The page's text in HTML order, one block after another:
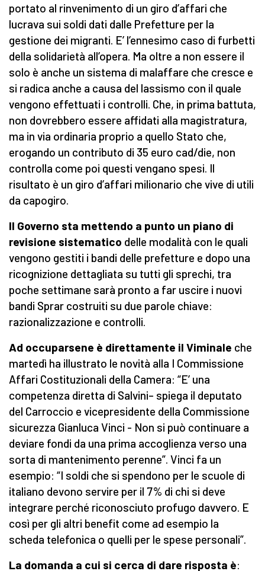
portato al rinvenimento di un giro d’affari che
lucrava sui soldi dati dalle Prefetture per la
gestione dei migranti. E’ l’ennesimo caso di furbetti
della solidarietà all’opera. Ma oltre a non essere il
solo è anche un sistema di malaffare che cresce e
si radica anche a causa del lassismo con il quale
vengono effettuati i controlli. Che, in prima battuta,
non dovrebbero essere affidati alla magistratura,
ma in via ordinaria proprio a quello Stato che,
erogando un contributo di 35 euro cad/die, non
controlla come poi questi vengano spesi. Il
risultato è un giro d’affari milionario che vive di utili
da capogiro.
Il Governo sta mettendo a punto un piano di
revisione sistematico delle modalità con le quali
vengono gestiti i bandi delle prefetture e dopo una
ricognizione dettagliata su tutti gli sprechi, tra
poche settimane sarà pronto a far uscire i nuovi
bandi Sprar costruiti su due parole chiave:
razionalizzazione e controlli.
Ad occuparsene è direttamente il Viminale che
martedì ha illustrato le novità alla I Commissione
Affari Costituzionali della Camera: “E’ una
competenza diretta di Salvini– spiega il deputato
del Carroccio e vicepresidente della Commissione
sicurezza Gianluca Vinci - Non si può continuare a
deviare fondi da una prima accoglienza verso una
sorta di mantenimento perenne”. Vinci fa un
esempio: “I soldi che si spendono per le scuole di
italiano devono servire per il 7% di chi si deve
integrare perché riconosciuto profugo davvero. E
così per gli altri benefit come ad esempio la
scheda telefonica o quelli per le spese personali”.
La domanda a cui si cerca di dare risposta è: